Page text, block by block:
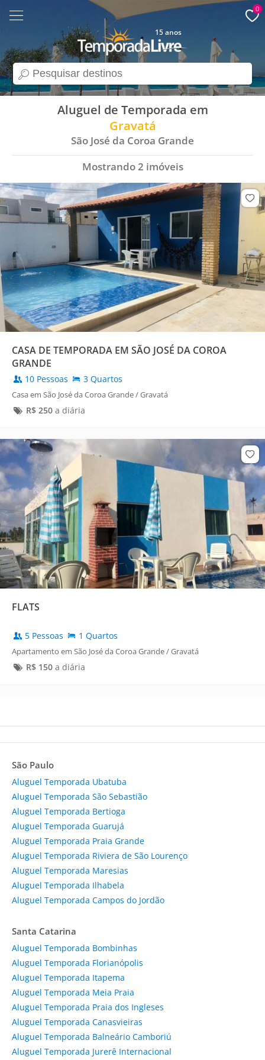
search
15 anos
0
Aluguel de Temporada em
Gravatá
São José da Coroa Grande
Mostrando2 imóveis
CASA DE TEMPORADA EM SÃO JOSÉ DA COROA
GRANDE
10 Pessoas 3 Quartos
Casa em São José da Coroa Grande / Gravatá
R$ 250a diária
FLATS
5 Pessoas 1 Quartos
Apartamento em São José da Coroa Grande / Gravatá
R$ 150a diária
São Paulo
Aluguel Temporada Ubatuba
Aluguel Temporada São Sebastião
Aluguel Temporada Bertioga
Aluguel Temporada Guarujá
Aluguel Temporada Praia Grande
Aluguel Temporada Riviera de São Lourenço
Aluguel Temporada Maresias
Aluguel Temporada Ilhabela
Aluguel Temporada Campos do Jordão
Santa Catarina
Aluguel Temporada Bombinhas
Aluguel Temporada Florianópolis
Aluguel Temporada Itapema
Aluguel Temporada Meia Praia
Aluguel Temporada Praia dos Ingleses
Aluguel Temporada Canasvieiras
Aluguel Temporada Balneário Camboriú
Aluguel Temporada Jurerê Internacional